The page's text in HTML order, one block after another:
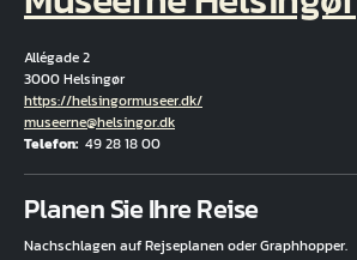
Allégade 2
3000 Helsingør
Hjemmeside
https://helsingormuseer.dk/
E-Mail
museerne@helsingor.dk
Telefon 49 28 18 00
Planen Sie Ihre Reise
Nachschlagen auf Rejseplanen oder Graphhopper.